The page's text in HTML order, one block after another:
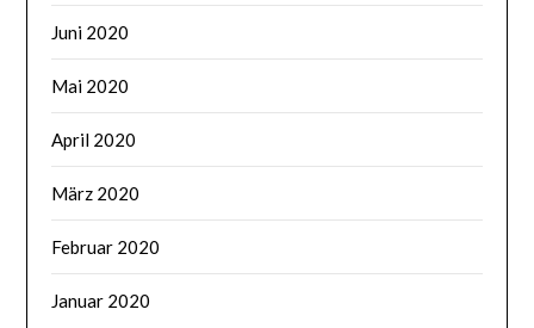
Juni 2020
Mai 2020
April 2020
März 2020
Februar 2020
Januar 2020